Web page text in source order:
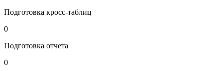
Подготовка кросс-таблиц
0
Подготовка отчета
0